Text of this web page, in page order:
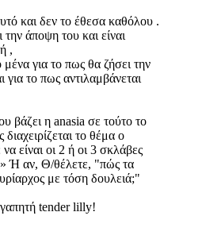
και δεν το έθεσα καθόλου .
άποψη του και είναι
,
μένα για το πως θα ζήσει την
το πως αντιλαμβάνεται
βάζει η anasia σε τούτο το
διαχειρίζεται το θέμα ο
είναι οι 2 ή οι 3 σκλάβες
Ή αν, Θ/θέλετε, "πώς τα
με τόση δουλειά;"
tender lilly!